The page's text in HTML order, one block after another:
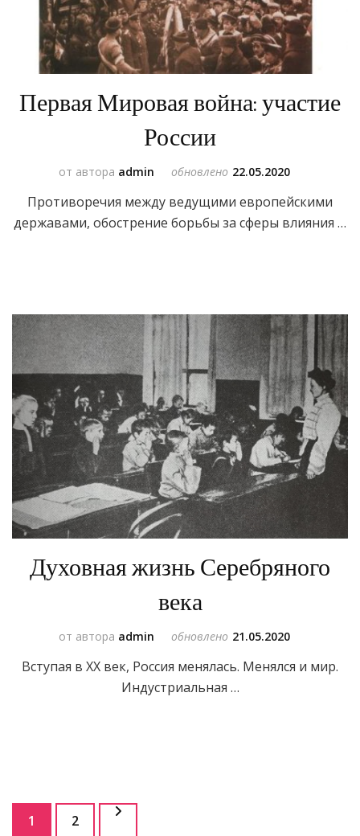
Первая Мировая война: участие
России
от автора admin обновлено 22.05.2020
Противоречия между ведущими европейскими
державами, обострение борьбы за сферы влияния …
Духовная жизнь Серебряного
века
от автора admin обновлено 21.05.2020
Вступая в XX век, Россия менялась. Менялся и мир.
Индустриальная …
Пагинация
Страница
1 Страница
2